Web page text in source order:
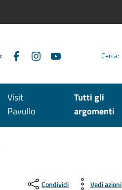
FacebookInstagram Cerca:
Visit
Pavullo
Tutti gli
argomenti
Condividi Vedi azioni